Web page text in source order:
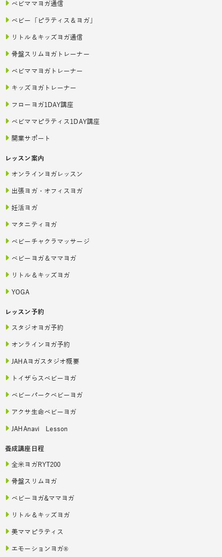
ベビママヨガ通信
ベビー「ピラティス＆ヨガ」
リトル＆キッズヨガ通信
骨盤スリムヨガトレーナー
ベビママヨガトレーナー
キッズヨガトレーナー
フローヨガ1DAY講座
ベビママピラティス1DAY講座
開業サポート
レッスン案内
オンラインヨガレッスン
出張ヨガ・オフィスヨガ
妊活ヨガ
マタニティヨガ
ベビーチャクラマッサージ
ベビーヨガ＆ママヨガ
リトル＆キッズヨガ
YOGA
レッスン予約
スタジオヨガ予約
オンラインヨガ予約
JAHAヨガスタジオ概要
トイザらスベビーヨガ
ベビーパークベビーヨガ
アクサ生命ベビーヨガ
JAHAnavi Lesson
養成講座日程
全米ヨガRYT200
骨盤スリムヨガ
ベビーヨガ&ママヨガ
リトル＆キッズヨガ
美ママピラティス
エモーションヨガ®